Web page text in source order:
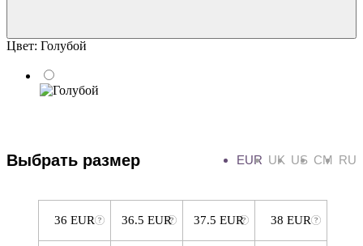
Цвет: Голубой
Выбрать размер EUR UK US CM RU
36 EUR 36.5 EUR 37.5 EUR 38 EUR